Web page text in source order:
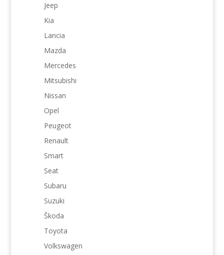
Jeep
Kia
Lancia
Mazda
Mercedes
Mitsubishi
Nissan
Opel
Peugeot
Renault
Smart
Seat
Subaru
Suzuki
Škoda
Toyota
Volkswagen